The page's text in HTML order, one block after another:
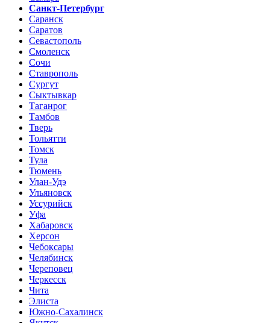
Санкт-Петербург
Саранск
Саратов
Севастополь
Смоленск
Сочи
Ставрополь
Сургут
Сыктывкар
Таганрог
Тамбов
Тверь
Тольятти
Томск
Тула
Тюмень
Улан-Удэ
Ульяновск
Уссурийск
Уфа
Хабаровск
Херсон
Чебоксары
Челябинск
Череповец
Черкесск
Чита
Элиста
Южно-Сахалинск